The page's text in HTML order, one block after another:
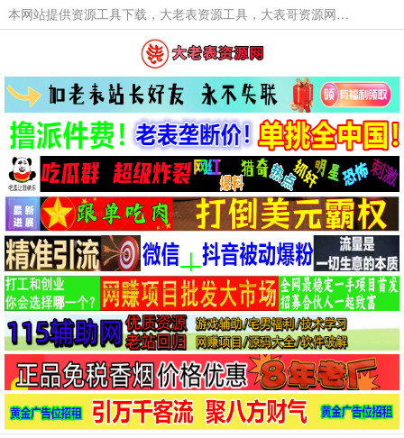
本网站提供资源工具下载，大老表资源工具，大表哥资源网软件工具，大老表资源下载，活动线报福利资源分享,活动线报，大型网游经典游戏，网络热门技术游戏辅助交流与分享。